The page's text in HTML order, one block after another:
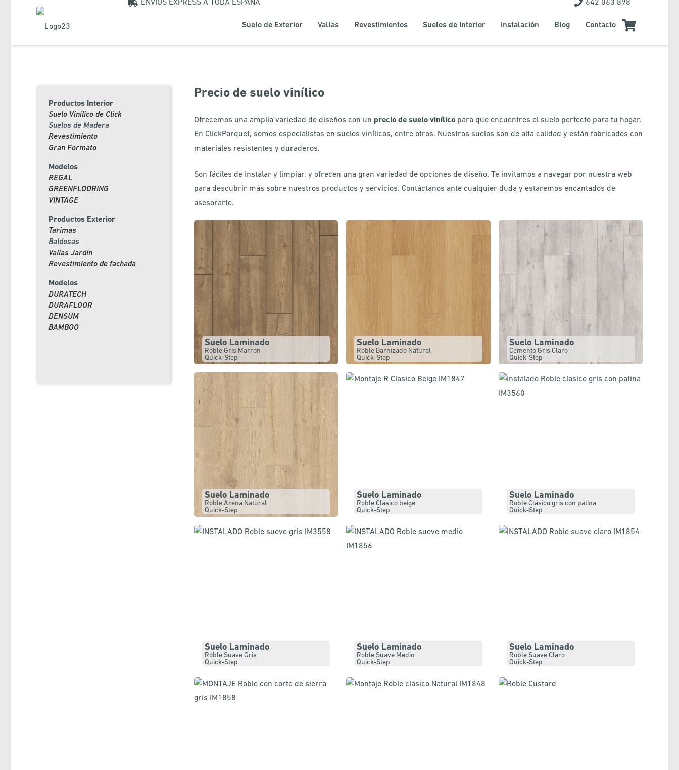
ENVIOS EXPRESS A TODA ESPAÑA 642 063 898
Suelo de Exterior Vallas Revestimientos Suelos de Interior Instalación Blog Contacto
Productos Interior
Suelo Vinílico de Click
Suelos de Madera
Revestimiento
Gran Formato
Modelos
REGAL
GREENFLOORING
VINTAGE
Productos Exterior
Tarimas
Baldosas
Vallas Jardín
Revestimiento de fachada
Modelos
DURATECH
DURAFLOOR
DENSUM
BAMBOO
Precio de suelo vinílico
Ofrecemos una amplia variedad de diseños con un precio de suelo vinílico para que encuentres el suelo perfecto para tu hogar.
En ClickParquet, somos especialistas en suelos vinílicos, entre otros. Nuestros suelos son de alta calidad y están fabricados con
materiales resistentes y duraderos.
Son fáciles de instalar y limpiar, y ofrecen una gran variedad de opciones de diseño. Te invitamos a navegar por nuestra web
para descubrir más sobre nuestros productos y servicios. Contáctanos ante cualquier duda y estaremos encantados de
asesorarte.
Suelo Laminado
Roble Gris Marrón
Quick-Step
Suelo Laminado
Roble Barnizado Natural
Quick-Step
Suelo Laminado
Cemento Gris Claro
Quick-Step
Suelo Laminado
Roble Arena Natural
Quick-Step
Suelo Laminado
Roble Clásico beige
Quick-Step
Suelo Laminado
Roble Clásico gris con pátina
Quick-Step
Suelo Laminado
Roble Suave Gris
Quick-Step
Suelo Laminado
Roble Suave Medio
Quick-Step
Suelo Laminado
Roble Suave Claro
Quick-Step